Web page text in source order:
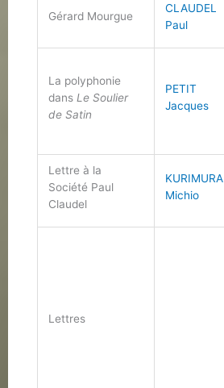
Gérard Mourgue
CLAUDEL
Paul
La polyphonie
dans Le Soulier
de Satin
PETIT
Jacques
Lettre à la
Société Paul
Claudel
KURIMURA
Michio
Lettres